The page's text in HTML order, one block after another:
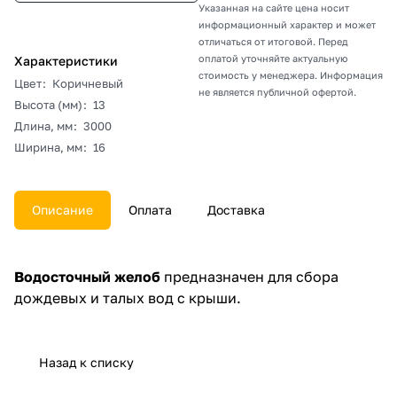
Характеристики
Цвет: Коричневый
Высота (мм): 13
Длина, мм: 3000
Ширина, мм: 16
Указанная на сайте цена носит
информационный характер и может
отличаться от итоговой. Перед
оплатой уточняйте актуальную
стоимость у менеджера. Информация
не является публичной офертой.
Описание Оплата Доставка
Водосточный желоб предназначен для сбора
дождевых и талых вод с крыши.
Назад к списку